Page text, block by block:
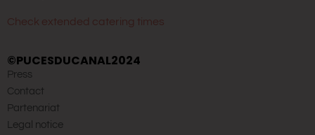
Check extended catering times
©PUCESDUCANAL2024
Press
Contact
Partenariat
Legal notice